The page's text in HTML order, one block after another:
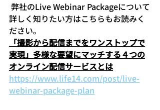
弊社のLive Webinar Packageについて
詳しく知りたい方はこちらもお読みく
ださい。
「撮影から配信までをワンストップで
実現」多様な要望にマッチする４つの
オンライン配信サービスとは
https://www.life14.com/post/live-
webinar-package-plan